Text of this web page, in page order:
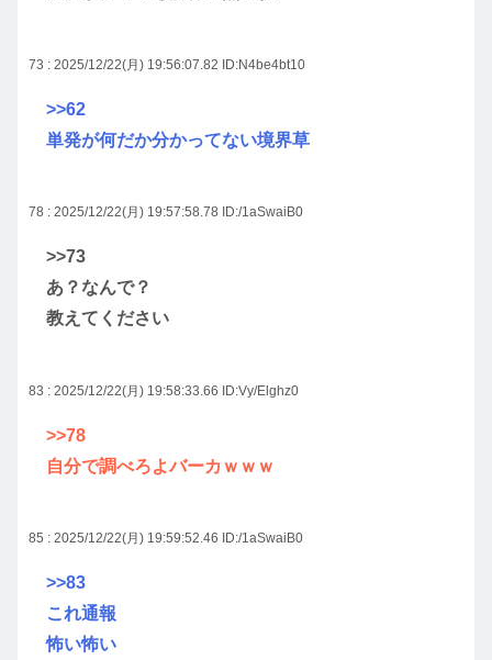
73 : 2025/12/22(月) 19:56:07.82 ID:N4be4bt10
>>62
単発が何だか分かってない境界草
78 : 2025/12/22(月) 19:57:58.78 ID:/1aSwaiB0
>>73
あ？なんで？
教えてください
83 : 2025/12/22(月) 19:58:33.66 ID:Vy/Elghz0
>>78
自分で調べろよバーカｗｗｗ
85 : 2025/12/22(月) 19:59:52.46 ID:/1aSwaiB0
>>83
これ通報
怖い怖い